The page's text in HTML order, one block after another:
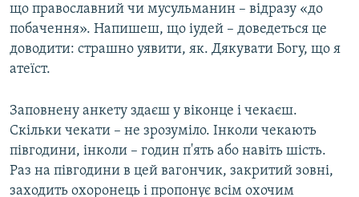
що православний чи мусульманин – відразу «до
побачення». Напишеш, що іудей – доведеться це
доводити: страшно уявити, як. Дякувати Богу, що я
атеїст.
Заповнену анкету здаєш у віконце і чекаєш.
Скільки чекати – не зрозуміло. Інколи чекають
півгодини, інколи – годин п'ять або навіть шість.
Раз на півгодини в цей вагончик, закритий зовні,
заходить охоронець і пропонує всім охочим